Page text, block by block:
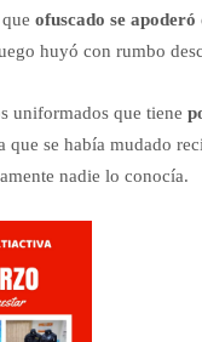
queofuscado se
huyó con rumbo
uniformados que tiene
que se había mudado
nadie lo conocía.